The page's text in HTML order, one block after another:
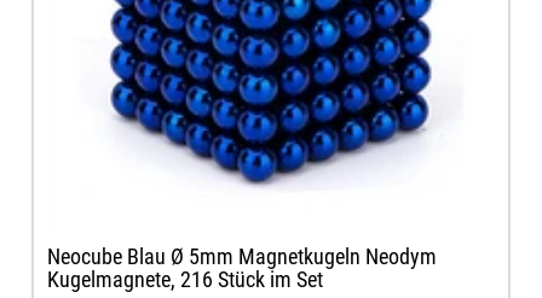
Neocube Blau Ø 5mm Magnetkugeln Neodym
Kugelmagnete, 216 Stück im Set